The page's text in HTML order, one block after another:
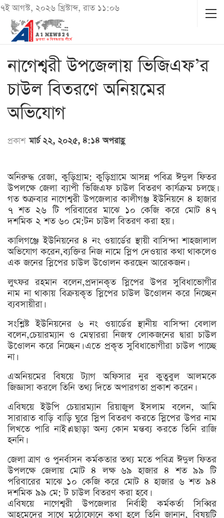
৭ই আগস্ট, ২০২৬ খ্রিস্টাব্দ, রাত ১১:০৬
নাগেশ্বরী উপজেলায় ভিজিএফ’র
চাউল বিতরণে অনিয়মের
অভিযোগ
প্রকাশ মার্চ ২২, ২০২৫, ৪:১৪ অপরাহ্ণ
অনিরুদ্ধ রেজা, কুড়িগ্রাম: কুড়িগ্রামে আসন্ন পবিত্র ঈদুল ফিতর
উপলক্ষে জেলা ব্যাপী ভিজিএফ চাউল বিতরণ কার্যক্রম চলছে।
গত শুক্রবার নাগেশ্বরী উপজেলার কালীগঞ্জ ইউনিয়নে ৪ হাজার
৭ শত ২৬ টি পরিবারের মাঝে ১০ কেজি করে মোট ৪৭
দশমিক ২ শত ৬০ মে:টন চাউল বিতরণ করা হয়।
কালিগঞ্জে ইউনিয়নের ৪ নং ওয়ার্ডের স্থায়ী বাসিন্দা শাহজালাল
অভিযোগ করেন,ব্যক্তির নিজ নামে স্লিপ দেওয়ার কথা থাকলেও
এক জনের স্লিপের চাউল উওোলন করছেন আরেকজন।
লুৎফর রহমান বলেন,প্রদানকৃত স্লিপের উপর সুবিধাভোগীর
নাম না থাকায় বিক্রয়কৃত স্লিপের চাউল উওোলন করে নিচ্ছেন
ব্যবসায়ীরা।
সংশ্লিষ্ট ইউনিয়নের ৬ নং ওয়ার্ডের স্থানীয় বাসিন্দা বেলাল
বলেন,চেয়ারম্যান ও মেম্বাররা নিজস্ব লোকজনের দ্বারা চাউল
উওোলন করে নিচ্ছেন। এতে প্রকৃত সুবিধাভোগীরা চাউল পাচ্ছে
না।
এঅনিয়মের বিষয়ে ট্যাগ অফিসার নুর কুতুবুল আলমকে
জিজ্ঞাসা করলে তিনি তথ্য দিতে অপারগতা প্রকাশ করেন।
এবিষয়ে ইউপি চেয়ারম্যান রিয়াজুল ইসলাম বলেন, আমি
সারারাত বাড়ি বাড়ি ঘুরে স্লিপ বিতরণ করতে স্লিপের উপর নাম
লিখতে পারি নাই।এছাড়া অন্য কোন মন্তব্য করতে তিনি রাজি
হননি।
জেলা ত্রাণ ও পুনর্বাসন কর্মকতার তথ্য মতে পবিত্র ঈদুল ফিতর
উপলক্ষে জেলায় মোট ৪ লক্ষ ৬৯ হাজার ৪ শত ৯৯ টি
পরিবারের মাঝে ১০ কেজি করে মোট ৪ হাজার ৬ শত ৯৪
দশমিক ৯৯ মে: ট চাউল বিতরণ করা হবে।
এবিষয়ে নাগেশ্বরী উপজেলার নির্বাহী কর্মকর্তা সিব্বির
আহমেদের সাথে মুঠোফোনে কথা হলে তিনি জানান, বিষয়টি